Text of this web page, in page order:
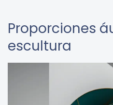
Proporciones
escultura